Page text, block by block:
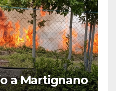
a Martignano